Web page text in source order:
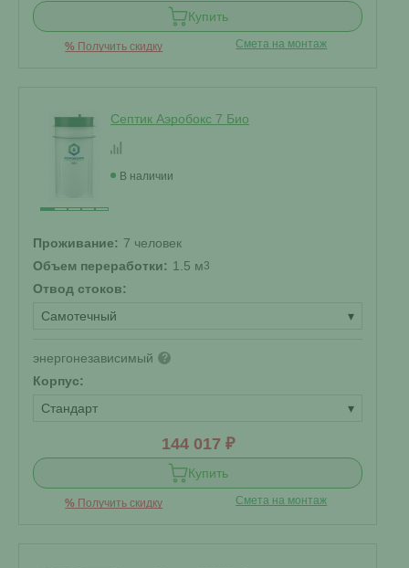
Купить
% Получить скидку Смета на монтаж
Септик Аэробокс 7 Био
В наличии
Проживание: 7 человек
Объем переработки: 1.5 м3
Отвод стоков:
Самотечный
▾
энергонезависимый ?
Корпус:
Стандарт
▾
144 017 ₽
Купить
% Получить скидку Смета на монтаж